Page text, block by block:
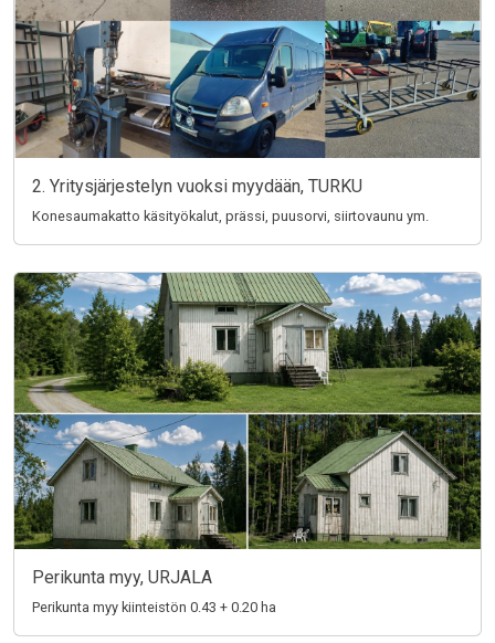
2. Yritysjärjestelyn vuoksi myydään, TURKU
Konesaumakatto käsityökalut, prässi, puusorvi, siirtovaunu ym.
Perikunta myy, URJALA
Perikunta myy kiinteistön 0.43 + 0.20 ha